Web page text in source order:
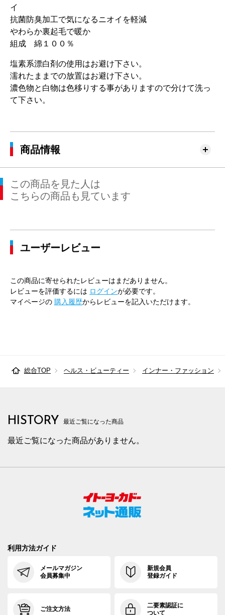
イ
抗菌防臭加工で気になるニオイを軽減
やわらか裏起毛で暖か
組成 綿１００％
塩素系漂白剤の使用はお避け下さい。
濡れたままでの放置はお避け下さい。
濃色物と白物は色移りする事がありますので分けて洗っ
て下さい。
商品情報
この商品を見た人は
こちらの商品も見ています
ユーザーレビュー
この商品に寄せられたレビューはまだありません。
レビューを評価するには ログインが必要です。
マイページの 購入履歴からレビューを記入いただけます。
総合TOP ヘルス・ビューティー インナー・ファッション
HISTORY 最近ご覧になった商品
最近ご覧になった商品がありません。
利用方法ガイド
メールマガジン
会員募集中
新規会員
登録ガイド
ご注文方法
二要素認証に
ついて